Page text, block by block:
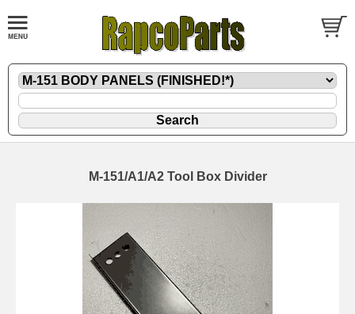
M-151/A1/A2 Tool Box Divider